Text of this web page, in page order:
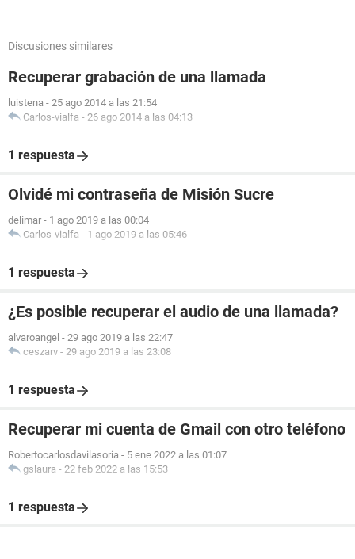
Discusiones similares
Recuperar grabación de una llamada
luistena - 25 ago 2014 a las 21:54
Carlos-vialfa - 26 ago 2014 a las 04:13
1 respuesta
Olvidé mi contraseña de Misión Sucre
delimar - 1 ago 2019 a las 00:04
Carlos-vialfa - 1 ago 2019 a las 05:46
1 respuesta
¿Es posible recuperar el audio de una llamada?
alvaroangel - 29 ago 2019 a las 22:47
ceszarv - 29 ago 2019 a las 23:08
1 respuesta
Recuperar mi cuenta de Gmail con otro teléfono
Robertocarlosdavilasoria - 5 ene 2022 a las 01:07
gslaura - 22 feb 2022 a las 15:53
1 respuesta